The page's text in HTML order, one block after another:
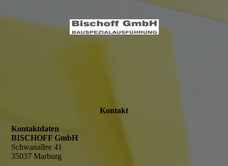
Kontakt
Kontaktdaten
BISCHOFF GmbH
Schwanallee 41
35037 Marburg